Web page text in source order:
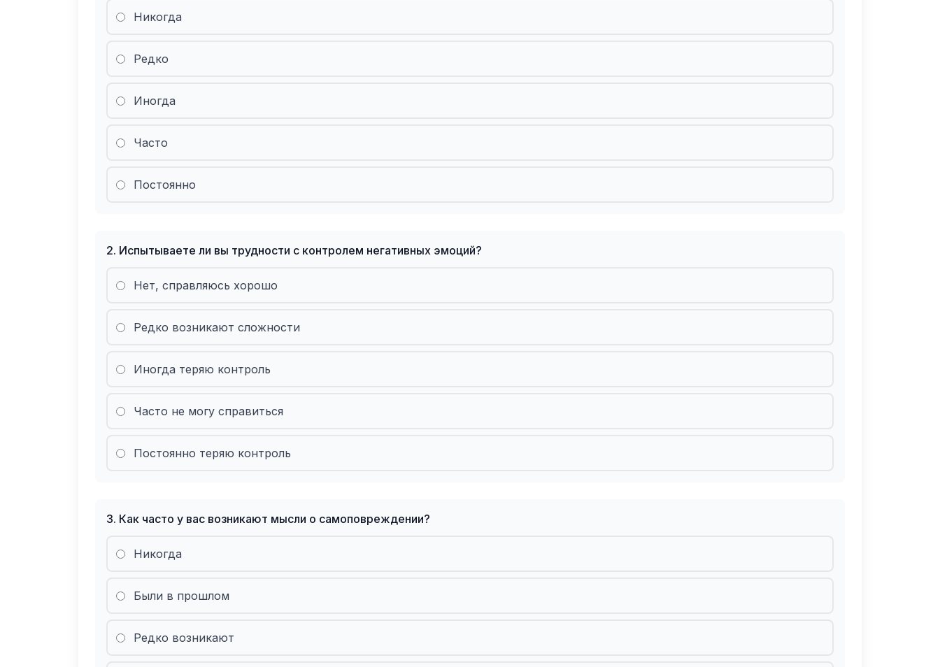
Никогда
Редко
Иногда
Часто
Постоянно
2. Испытываете ли вы трудности с контролем негативных эмоций?
Нет, справляюсь хорошо
Редко возникают сложности
Иногда теряю контроль
Часто не могу справиться
Постоянно теряю контроль
3. Как часто у вас возникают мысли о самоповреждении?
Никогда
Были в прошлом
Редко возникают